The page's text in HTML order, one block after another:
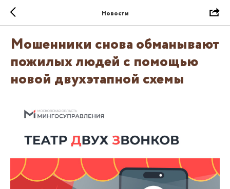
Новости
Мошенники снова обманывают
пожилых людей с помощью
новой двухэтапной схемы